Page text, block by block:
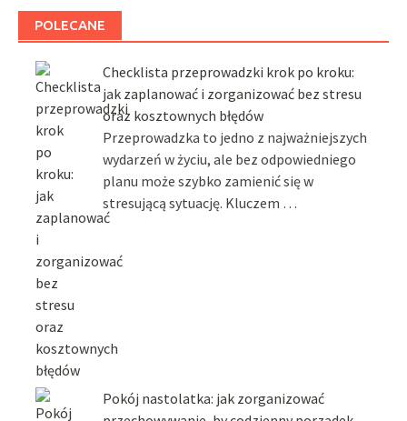
POLECANE
Checklista przeprowadzki krok po kroku:
jak zaplanować i zorganizować bez stresu
oraz kosztownych błędów
Przeprowadzka to jedno z najważniejszych
wydarzeń w życiu, ale bez odpowiedniego
planu może szybko zamienić się w
stresującą sytuację. Kluczem …
Pokój nastolatka: jak zorganizować